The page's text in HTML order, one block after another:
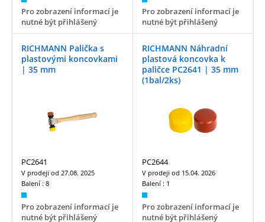
Pro zobrazení informací je
nutné být přihlášený
Pro zobrazení informací je
nutné být přihlášený
RICHMANN Palička s
plastovými koncovkami
| 35 mm
PC2641
V prodeji od 27.08. 2025
Balení : 8
Pro zobrazení informací je
nutné být přihlášený
RICHMANN Náhradní
plastová koncovka k
paličce PC2641 | 35 mm
(1bal/2ks)
PC2644
V prodeji od 15.04. 2026
Balení : 1
Pro zobrazení informací je
nutné být přihlášený